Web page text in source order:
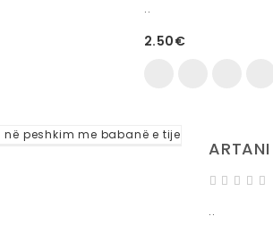
..
2.50€
ARTANI
..